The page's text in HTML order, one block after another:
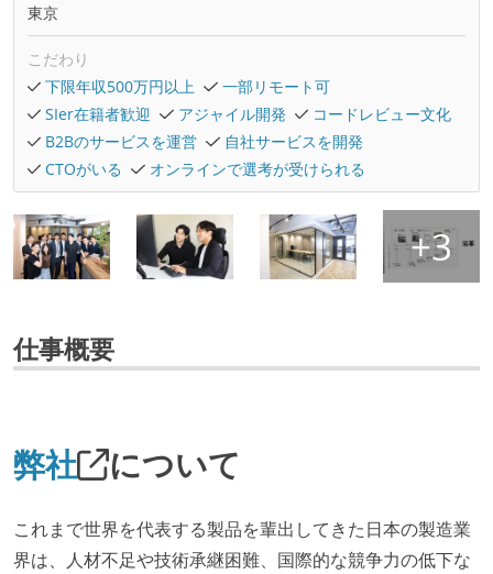
東京
こだわり
下限年収500万円以上
一部リモート可
SIer在籍者歓迎
アジャイル開発
コードレビュー文化
B2Bのサービスを運営
自社サービスを開発
CTOがいる
オンラインで選考が受けられる
仕事概要
弊社 について
これまで世界を代表する製品を輩出してきた日本の製造業
界は、人材不足や技術承継困難、国際的な競争力の低下な